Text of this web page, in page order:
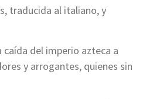
traducida al italiano, y
del imperio azteca a
y arrogantes, quienes sin